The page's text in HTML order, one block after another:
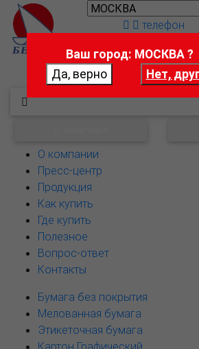
Поможем выбрать
телефон
О компании
Пресс-центр
Продукция
Как купить
Где купить
Полезное
Вопрос-ответ
Контакты
Бумага без покрытия
Мелованная бумага
Этикеточная бумага
Картон Графический
Ваш город: МОСКВА ?